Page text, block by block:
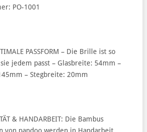
PO-1001
PASSFORM – Die Brille ist so
jedem passt – Glasbreite: 54mm –
– Stegbreite: 20mm
& HANDARBEIT: Die Bambus